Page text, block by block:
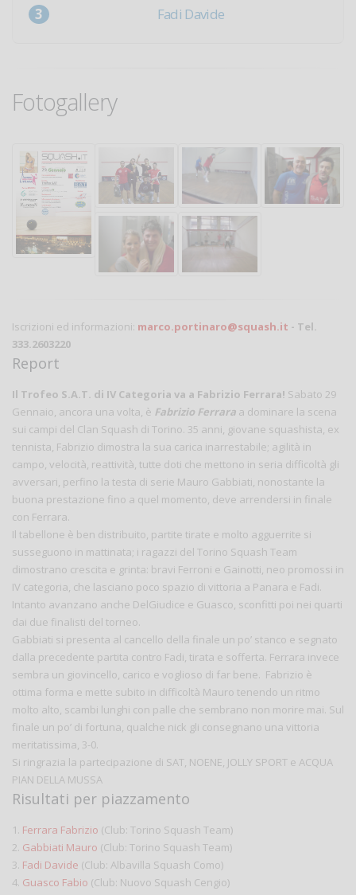
Fadi Davide
Fotogallery
Iscrizioni ed informazioni: marco.portinaro@squash.it - Tel.
333.2603220
Report
Il Trofeo S.A.T. di IV Categoria va a Fabrizio Ferrara! Sabato 29
Gennaio, ancora una volta, è Fabrizio Ferrara a dominare la scena
sui campi del Clan Squash di Torino. 35 anni, giovane squashista, ex
tennista, Fabrizio dimostra la sua carica inarrestabile; agilità in
campo, velocità, reattività, tutte doti che mettono in seria difficoltà gli
avversari, perfino la testa di serie Mauro Gabbiati, nonostante la
buona prestazione fino a quel momento, deve arrendersi in finale
con Ferrara.
Il tabellone è ben distribuito, partite tirate e molto agguerrite si
susseguono in mattinata; i ragazzi del Torino Squash Team
dimostrano crescita e grinta: bravi Ferroni e Gainotti, neo promossi in
IV categoria, che lasciano poco spazio di vittoria a Panara e Fadi.
Intanto avanzano anche DelGiudice e Guasco, sconfitti poi nei quarti
dai due finalisti del torneo.
Gabbiati si presenta al cancello della finale un po’ stanco e segnato
dalla precedente partita contro Fadi, tirata e sofferta. Ferrara invece
sembra un giovincello, carico e voglioso di far bene. Fabrizio è
ottima forma e mette subito in difficoltà Mauro tenendo un ritmo
molto alto, scambi lunghi con palle che sembrano non morire mai. Sul
finale un po’ di fortuna, qualche nick gli consegnano una vittoria
meritatissima, 3-0.
Si ringrazia la partecipazione di SAT, NOENE, JOLLY SPORT e ACQUA
PIAN DELLA MUSSA
Risultati per piazzamento
1. Ferrara Fabrizio (Club: Torino Squash Team)
2. Gabbiati Mauro (Club: Torino Squash Team)
3. Fadi Davide (Club: Albavilla Squash Como)
4. Guasco Fabio (Club: Nuovo Squash Cengio)